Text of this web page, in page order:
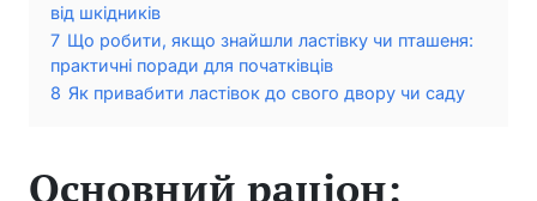
від шкідників
7 Що робити, якщо знайшли ластівку чи пташеня:
практичні поради для початківців
8 Як привабити ластівок до свого двору чи саду
Основний раціон: